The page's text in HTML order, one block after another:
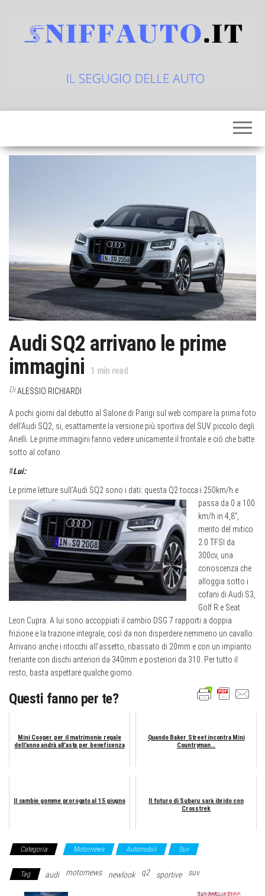
contenuto
Audi SQ2 arrivano le prime
immagini
1 min read
DiALESSIO RICHIARDI
A pochi giorni dal debutto al Salone di Parigi sul web compare la prima foto
dell’Audi SQ2, si, esattamente la versione più sportiva del SUV piccolo degli
Anelli. Le prime immagini fanno vedere unicamente il frontale e ció che batte
sotto al cofano.
#Lui:
Le prime letture sull’Audi SQ2 sono i dati: questa Q2 tocca i 250km/h e
passa da 0 a 100
km/h in 4,8”,
merito del mitico
2.0 TFSI da
300cv, una
conoscenza che
alloggia sotto i
cofani di Audi S3,
Golf R e Seat
Leon Cupra. A lui sono accoppiati il cambio DSG 7 rapporti a doppia
frizione e la trazione integrale, così da non disperdere nemmeno un cavallo.
Arrivano anche i ritocchi all’assetto, ribassato di 20mm e con un impianto
frenante con dischi anteriori da 340mm e posteriori da 310. Per tutto il
resto, basta aspettare qualche giorno.
Questi fanno per te?
Mini Cooper per il matrimonio regale
dell’anno andrà all’asta per beneficenza
Quando Baker Street incontra Mini
Countryman...
Il cambio gomme prorogato al 15 giugno
Il futuro di Subaru sarà ibrido con
Crosstrek
Categoria Motornews Automobili Suv
Tag audi motornews newlook q2 sportive suv